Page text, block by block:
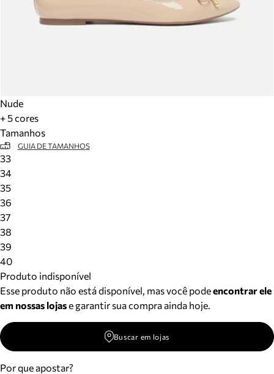
Nude
+ 5 cores
Tamanhos
GUIA DE TAMANHOS
33
34
35
36
37
38
39
40
Produto indisponível
Esse produto não está disponível, mas você podeencontrar ele
em nossas lojase garantir sua compra ainda hoje.
Buscar em lojas
Por que apostar?